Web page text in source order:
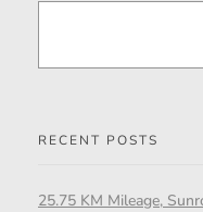
RECENT POSTS
25.75 KM Mileage,